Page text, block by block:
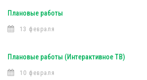
Плановые работы
13 февраля
Плановые работы (Интерактивное ТВ)
10 февраля